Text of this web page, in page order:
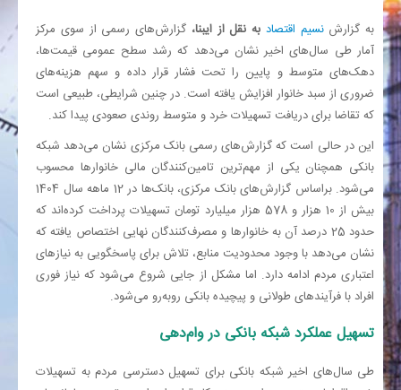
به گزارش نسیم اقتصاد به نقل از ایبنا، گزارش‌های رسمی از سوی مرکز
آمار طی سال‌های اخیر نشان می‌دهد که رشد سطح عمومی قیمت‌ها،
دهک‌های متوسط و پایین را تحت فشار قرار داده و سهم هزینه‌های
ضروری از سبد خانوار افزایش یافته است. در چنین شرایطی، طبیعی است
که تقاضا برای دریافت تسهیلات خرد و متوسط روندی صعودی پیدا کند.
این در حالی است که گزارش‌های رسمی بانک مرکزی نشان می‌دهد شبکه
بانکی همچنان یکی از مهم‌ترین تامین‌کنندگان مالی خانوار‌ها محسوب
می‌شود. براساس گزارش‌های بانک مرکزی، بانک‌ها در 12 ماهه سال 1404
بیش از 10 هزار و 578 هزار میلیارد تومان تسهیلات پرداخت کرده‌اند که
حدود 25 درصد آن به خانوار‌ها و مصرف‌کنندگان نهایی اختصاص یافته که
نشان می‌دهد با وجود محدودیت منابع، تلاش برای پاسخگویی به نیاز‌های
اعتباری مردم ادامه دارد. اما مشکل از جایی شروع می‌شود که نیاز فوری
افراد با فرآیند‌های طولانی و پیچیده بانکی روبه‌رو می‌شود.
تسهیل عملکرد شبکه بانکی در وام‌دهی
طی سال‌های اخیر شبکه بانکی برای تسهیل دسترسی مردم به تسهیلات